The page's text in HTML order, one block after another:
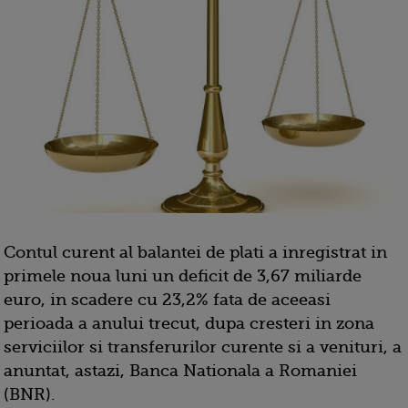
Contul curent al balantei de plati a inregistrat in
primele noua luni un deficit de 3,67 miliarde
euro, in scadere cu 23,2% fata de aceeasi
perioada a anului trecut, dupa cresteri in zona
serviciilor si transferurilor curente si a venituri, a
anuntat, astazi, Banca Nationala a Romaniei
(BNR).